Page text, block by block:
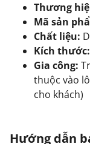
Thương
Mã sản
Chất liệu:
Kích thước:
Gia công:
thuộc vào
cho khách)
Hướng dẫn